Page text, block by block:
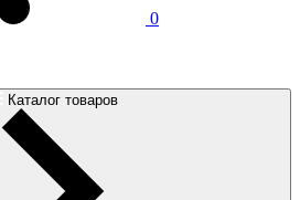
0
Каталог товаров